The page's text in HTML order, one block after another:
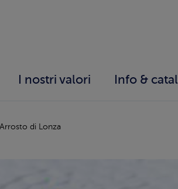
I nostri valori Info &
Arrosto di Lonza